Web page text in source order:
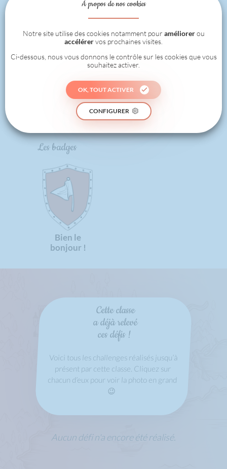
1
0
RÉALISÉ
Les badges
Bien le
bonjour !
Cette classe
a déjà relevé
ces défis !
Voici tous les challenges réalisés jusqu’à
présent par cette classe. Cliquez sur
chacun d’eux pour voir la photo en grand
😉
Aucun défi n'a encore été réalisé.
À propos de nos cookies
Notre site utilise des cookies notamment pour améliorerou
accélérervos prochaines visites.
Ci-dessous, nous vous donnons le contrôle sur les cookies que vous
souhaitez activer.
OK, TOUT ACTIVER
CONFIGURER